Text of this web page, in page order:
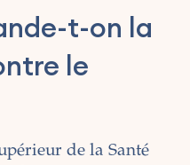
t-on la
le
de la Santé